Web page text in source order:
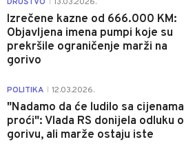
Izrečene kazne od 666.000 KM:
Objavljena imena pumpi koje su
prekršile ograničenje marži na
gorivo
POLITIKA 12.03.2026.
"Nadamo da će ludilo sa cijenama
proći": Vlada RS donijela odluku o
gorivu, ali marže ostaju iste